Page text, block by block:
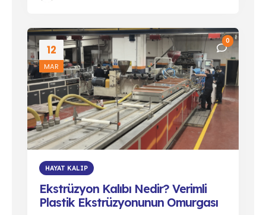
12
MAR
0
HAYAT KALIP
Ekstrüzyon Kalıbı Nedir? Verimli
Plastik Ekstrüzyonunun Omurgası